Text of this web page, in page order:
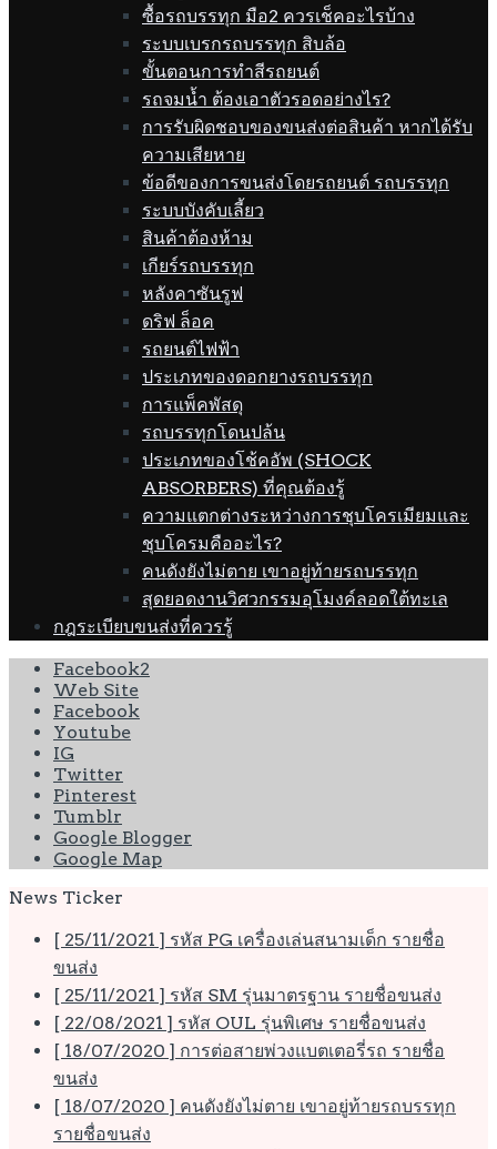
ซื้อรถบรรทุก มือ2 ควรเช็คอะไรบ้าง
ระบบเบรกรถบรรทุก สิบล้อ
ขั้นตอนการทำสีรถยนต์
รถจมน้ำ ต้องเอาตัวรอดอย่างไร?
การรับผิดชอบของขนส่งต่อสินค้า หากได้รับ
ความเสียหาย
ข้อดีของการขนส่งโดยรถยนต์ รถบรรทุก
ระบบบังคับเลี้ยว
สินค้าต้องห้าม
เกียร์รถบรรทุก
หลังคาซันรูฟ
ดริฟ ล็อค
รถยนต์ไฟฟ้า
ประเภทของดอกยางรถบรรทุก
การแพ็คพัสดุ
รถบรรทุกโดนปล้น
ประเภทของโช้คอัพ (SHOCK
ABSORBERS) ที่คุณต้องรู้
ความแตกต่างระหว่างการชุบโครเมียมและ
ชุบโครมคืออะไร?
คนดังยังไม่ตาย เขาอยู่ท้ายรถบรรทุก
สุดยอดงานวิศวกรรมอุโมงค์ลอดใต้ทะเล
กฎระเบียบขนส่งที่ควรรู้
Facebook2
Web Site
Facebook
Youtube
IG
Twitter
Pinterest
Tumblr
Google Blogger
Google Map
News Ticker
[ 25/11/2021 ] รหัส PG เครื่องเล่นสนามเด็ก รายชื่อ
ขนส่ง
[ 25/11/2021 ] รหัส SM รุ่นมาตรฐาน รายชื่อขนส่ง
[ 22/08/2021 ] รหัส OUL รุ่นพิเศษ รายชื่อขนส่ง
[ 18/07/2020 ] การต่อสายพ่วงแบตเตอรี่รถ รายชื่อ
ขนส่ง
[ 18/07/2020 ] คนดังยังไม่ตาย เขาอยู่ท้ายรถบรรทุก
รายชื่อขนส่ง